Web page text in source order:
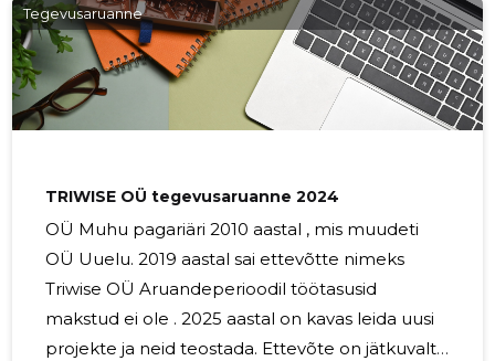
kõrgseikluspargi arendamiseks ja õppe-matkaraja
rajamise alustamiseks. 2019 saadi täiendvat rahastust
Leader programmist 15, 2 tuh. eurot õppe-matkaraja
rajamiseks 2024
Tegevusaruanne
TRIWISE OÜ tegevusaruanne 2024
OÜ Muhu pagariäri 2010 aastal , mis muudeti
OÜ Uuelu. 2019 aastal sai ettevõtte nimeks
Triwise OÜ Aruandeperioodil töötasusid
makstud ei ole . 2025 aastal on kavas leida uusi
projekte ja neid teostada. Ettevõte on jätkuvalt